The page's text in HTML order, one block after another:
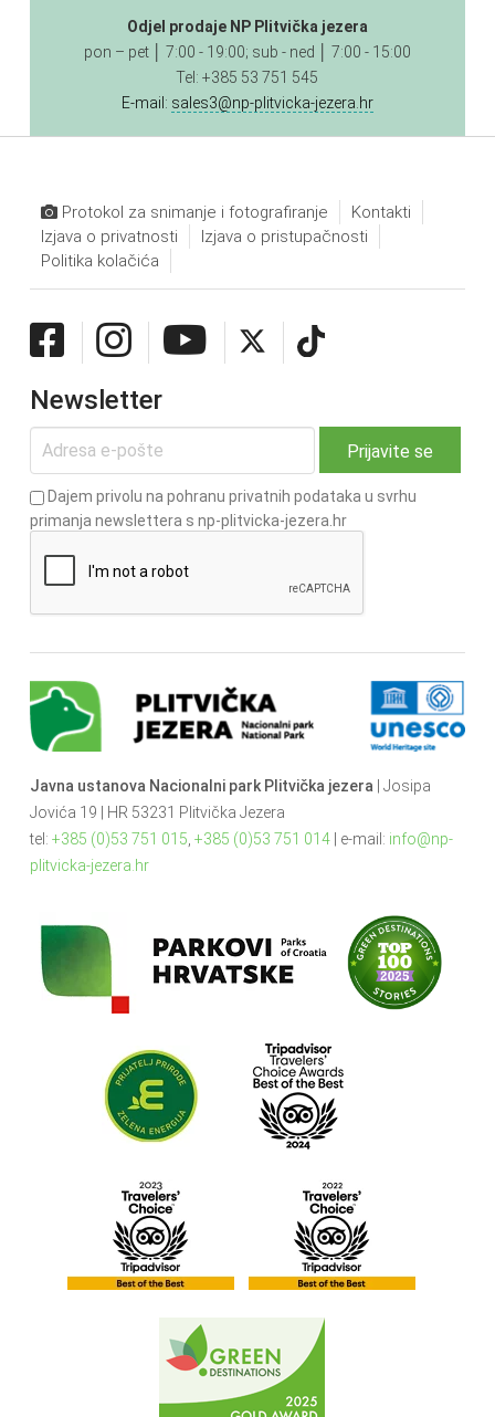
Odjel prodaje NP Plitvička jezera
pon – pet │ 7:00 - 19:00; sub - ned │ 7:00 - 15:00
Tel: +385 53 751 545
E-mail: sales3@np-plitvicka-jezera.hr
Protokol za snimanje i fotografiranje
Kontakti
Izjava o privatnosti
Izjava o pristupačnosti
Politika kolačića
Newsletter
Dajem privolu na pohranu privatnih podataka u svrhu
primanja newslettera s np-plitvicka-jezera.hr
Javna ustanova Nacionalni park Plitvička jezera | Josipa
Jovića 19 | HR 53231 Plitvička Jezera
tel: +385 (0)53 751 015 +385 (0)53 751 014| e-mail: info@np-
plitvicka-jezera.hr